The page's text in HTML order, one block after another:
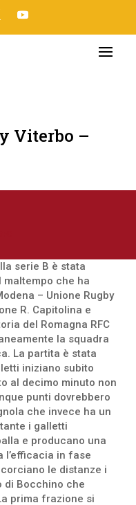
Viterbo –
serie B è stata
che ha
– Unione Rugby
R. Capitolina e
del Romagna RFC
la squadra
La partita è stata
iniziano subito
al decimo minuto non
punti dovrebbero
che invece ha un
i galletti
e producano una
l’efficacia in fase
le distanze i
di Bocchino che
prima frazione si